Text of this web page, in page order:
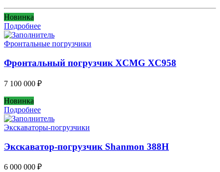
Новинка
Подробнее
Фронтальные погрузчики
Фронтальный погрузчик XCMG XC958
7 100 000 ₽
Новинка
Подробнее
Экскаваторы-погрузчики
Экскаватор-погрузчик Shanmon 388H
6 000 000 ₽